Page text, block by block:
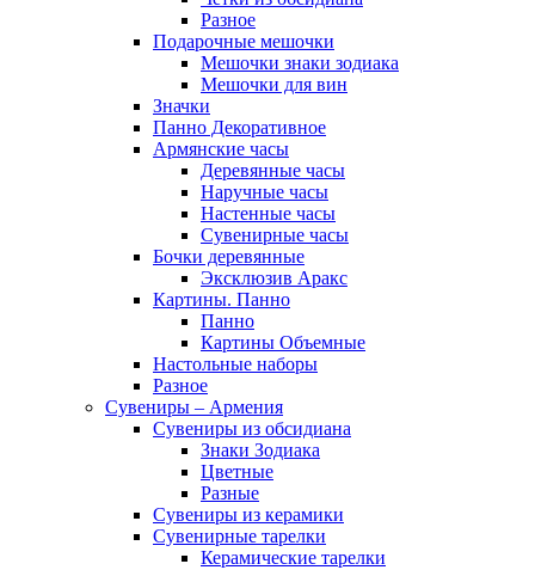
Разное
Подарочные мешочки
Мешочки знаки зодиака
Мешочки для вин
Значки
Панно Декоративное
Армянские часы
Деревянные часы
Наручные часы
Настенные часы
Сувенирные часы
Бочки деревянные
Эксклюзив Аракс
Картины. Панно
Панно
Картины Объемные
Настольные наборы
Разное
Сувениры – Армения
Сувениры из обсидиана
Знаки Зодиака
Цветные
Разные
Сувениры из керамики
Сувенирные тарелки
Керамические тарелки